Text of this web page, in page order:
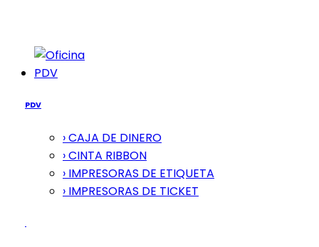
PDV
PDV
› CAJA DE DINERO
› CINTA RIBBON
› IMPRESORAS DE ETIQUETA
› IMPRESORAS DE TICKET